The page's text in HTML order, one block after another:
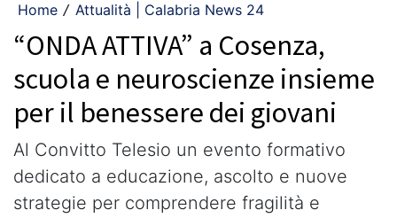
Home / Attualità | Calabria News 24
“ONDA ATTIVA” a Cosenza,
scuola e neuroscienze insieme
per il benessere dei giovani
Al Convitto Telesio un evento formativo
dedicato a educazione, ascolto e nuove
strategie per comprendere fragilità e